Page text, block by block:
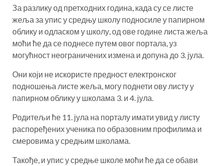
За разлику од претходних година, када су се листе
жеља за упис у средњу школу подносиле у папирном
облику и одласком у школу, од ове године листа жеља
моћи ће да се поднесе путем овог портала, уз
могућност неограничених измена и допуна до 3. јула.
Они који не искористе предност електронског
подношења листе жеља, могу поднети ову листу у
папирном облику у школама 3. и 4. јула.
Родитељи ће 11. јула на порталу имати увид у листу
распоређених ученика по образовним профилима и
смеровима у средњим школама.
Такође, и упис у средње школе моћи ће да се обави